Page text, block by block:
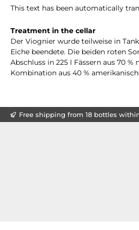
This text has been automatically
Treatment in the cellar
Der Viognier wurde teilweise in
Eiche beendete. Die beiden roten
Abschluss in 225 l Fässern aus 70
Kombination aus 40 %
Free shipping from 18 bottles